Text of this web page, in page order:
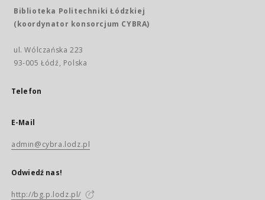
Biblioteka Politechniki Łódzkiej
(koordynator konsorcjum CYBRA)
ul. Wólczańska 223
93-005 Łódź, Polska
Telefon
E-Mail
admin@cybra.lodz.pl
Odwiedź nas!
http://bg.p.lodz.pl/